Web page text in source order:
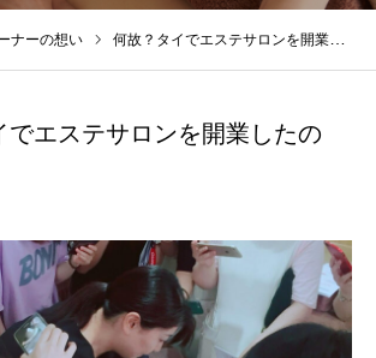
ナーの想い 何故？タイでエステサロンを開業したのか？！
でエステサロンを開業したの